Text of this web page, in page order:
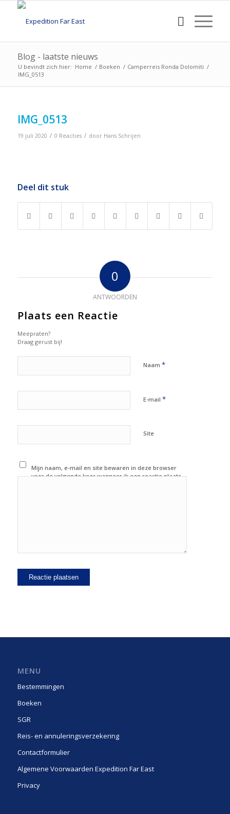
Blog - laatste nieuws
U bevindt zich hier: Home / Boeken / Camperreis Ronda Dolomiti /
IMG_0513
IMG_0513
19 juli 2020 / 0 Reacties / door Hans Schrijen
Deel dit stuk
0
ANTWOORDEN
Plaats een Reactie
Meepraten?
Draag gerust bij!
Naam *
E-mail *
Site
Mijn naam, e-mail en site bewaren in deze browser
voor de volgende keer wanneer ik een reactie plaats.
MENU
Bestemmingen
Boeken
SGR
Reis- en annuleringsverzekering
Contactformulier
Algemene Voorwaarden Expedition Far East
Privacy